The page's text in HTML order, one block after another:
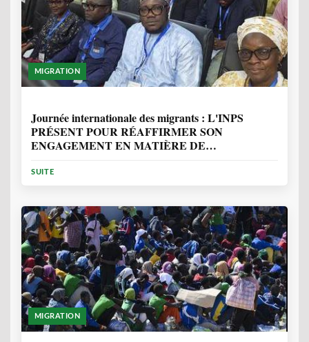
MIGRATION
Journée internationale des migrants : L'INPS
PRÉSENT POUR RÉAFFIRMER SON
ENGAGEMENT EN MATIÈRE DE
SUITE
MIGRATION